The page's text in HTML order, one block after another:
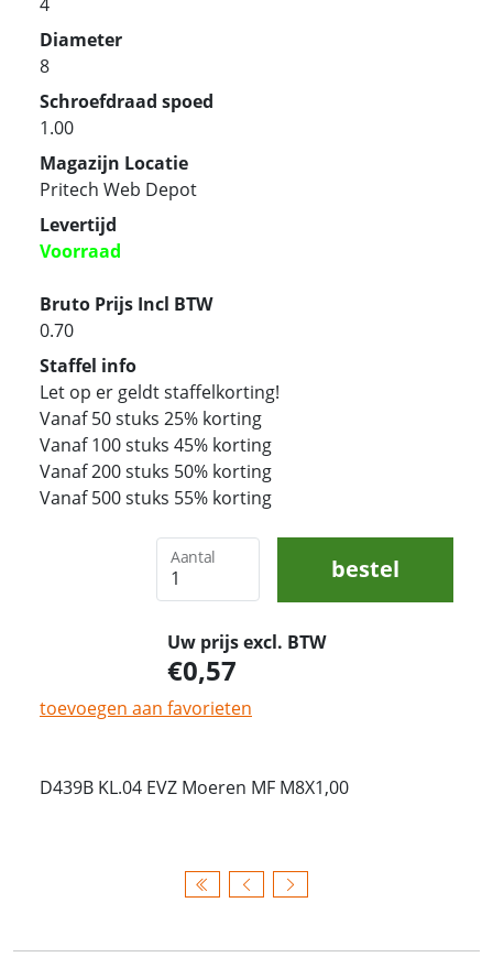
Diameter
8
Schroefdraad spoed
1.00
Magazijn Locatie
Pritech Web Depot
Levertijd
Voorraad
Bruto Prijs Incl BTW
0.70
Staffel info
Let op er geldt staffelkorting!
Vanaf 50 stuks 25% korting
Vanaf 100 stuks 45% korting
Vanaf 200 stuks 50% korting
Vanaf 500 stuks 55% korting
Aantal bestel
Uw prijs excl. BTW
0,57
toevoegen aan favorieten
D439B KL.04 EVZ Moeren MF M8X1,00